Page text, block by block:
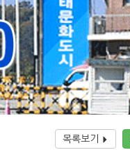
목록보기